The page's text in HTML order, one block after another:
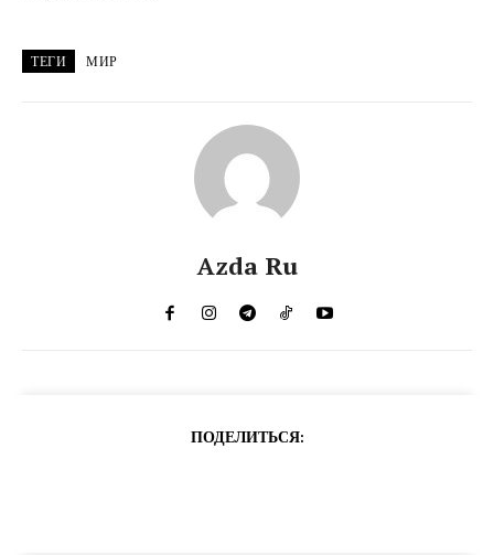
ТЕГИ МИР
Azda Ru
ПОДЕЛИТЬСЯ: